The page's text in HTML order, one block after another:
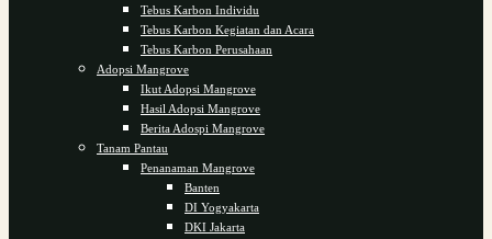
Tebus Karbon Individu
Tebus Karbon Kegiatan dan Acara
Tebus Karbon Perusahaan
Adopsi Mangrove
Ikut Adopsi Mangrove
Hasil Adopsi Mangrove
Berita Adospi Mangrove
Tanam Pantau
Penanaman Mangrove
Banten
DI Yogyakarta
DKI Jakarta